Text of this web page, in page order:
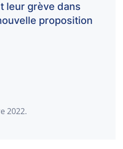
leur grève dans
proposition
2022.